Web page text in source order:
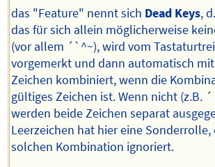
das "Feature" nennt sich Dead Keys,
das für sich allein möglicherweise
(vor allem ´`^~), wird vom
vorgemerkt und dann automatisch
Zeichen kombiniert, wenn die
gültiges Zeichen ist. Wenn nicht (z.B.
werden beide Zeichen separat
Leerzeichen hat hier eine Sonderrolle,
solchen Kombination ignoriert.